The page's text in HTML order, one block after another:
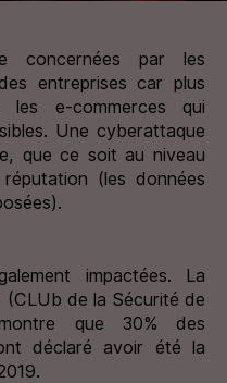
concernées par les
entreprises car plus
les e-commerces qui
Une cyberattaque
que ce soit au niveau
(les données
impactées. La
de la Sécurité de
montre que 30% des
déclaré avoir été la